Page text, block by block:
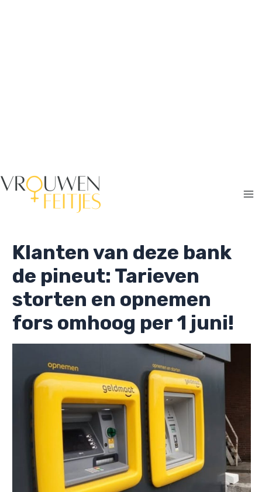
Klanten van deze bank
de pineut: Tarieven
storten en opnemen
fors omhoog per 1 juni!